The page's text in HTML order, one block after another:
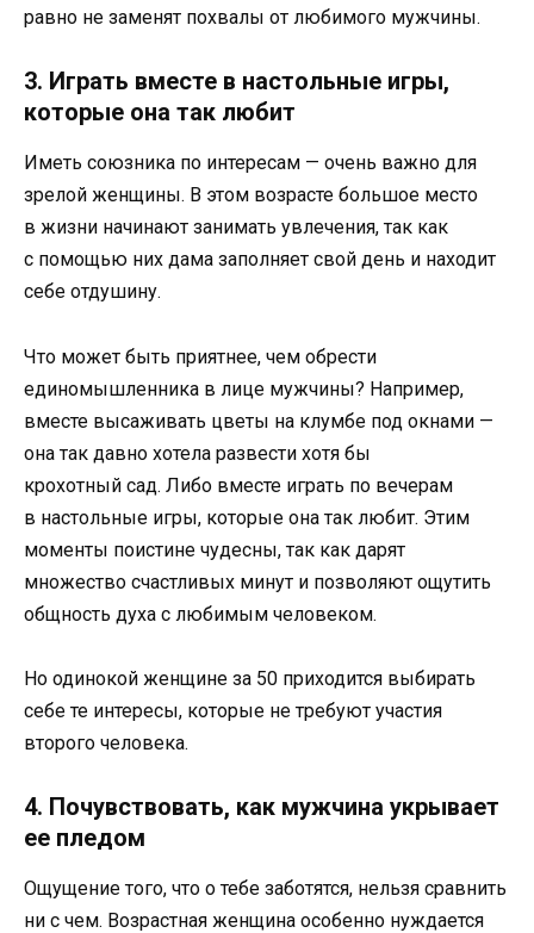
равно не заменят похвалы от любимого мужчины.
3. Играть вместе в настольные игры,
которые она так любит
Иметь союзника по интересам — очень важно для
зрелой женщины. В этом возрасте большое место
в жизни начинают занимать увлечения, так как
с помощью них дама заполняет свой день и находит
себе отдушину.
Что может быть приятнее, чем обрести
единомышленника в лице мужчины? Например,
вместе высаживать цветы на клумбе под окнами —
она так давно хотела развести хотя бы
крохотный сад. Либо вместе играть по вечерам
в настольные игры, которые она так любит. Этим
моменты поистине чудесны, так как дарят
множество счастливых минут и позволяют ощутить
общность духа с любимым человеком.
Но одинокой женщине за 50 приходится выбирать
себе те интересы, которые не требуют участия
второго человека.
4. Почувствовать, как мужчина укрывает
ее пледом
Ощущение того, что о тебе заботятся, нельзя сравнить
ни с чем. Возрастная женщина особенно нуждается